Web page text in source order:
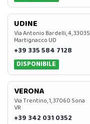
UDINE
Via Antonio Bardelli, 4, 33035
Martignacco UD
+39 335 584 7128
DISPONIBILE
VERONA
Via Trentino, 1, 37060 Sona
VR
+39 342 031 0352